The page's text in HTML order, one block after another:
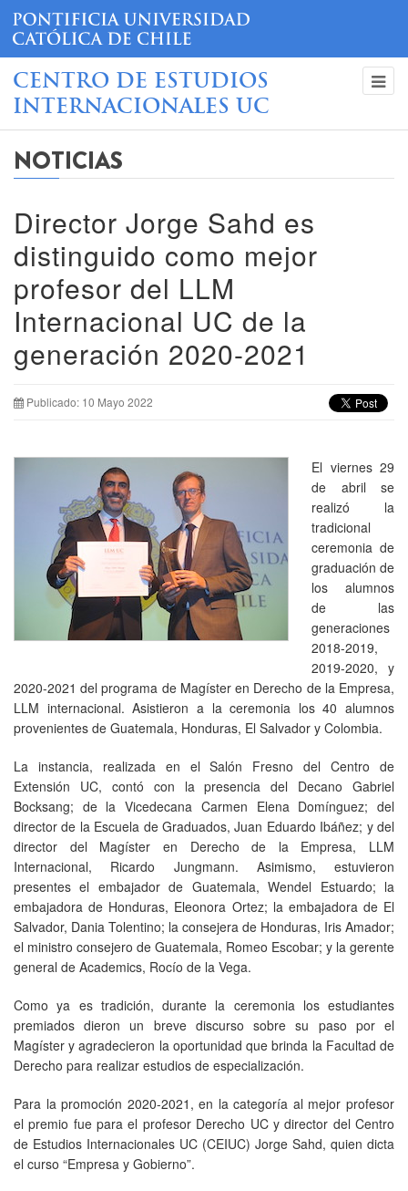
CENTRO DE ESTUDIOS
INTERNACIONALES UC
NOTICIAS
Director Jorge Sahd es
distinguido como mejor
profesor del LLM
Internacional UC de la
generación 2020-2021
Publicado: 10 Mayo 2022
El viernes 29
de abril se
realizó la
tradicional
ceremonia de
graduación de
los alumnos
de las
generaciones
2018-2019,
2019-2020, y
2020-2021 del programa de Magíster en Derecho de la Empresa,
LLM internacional. Asistieron a la ceremonia los 40 alumnos
provenientes de Guatemala, Honduras, El Salvador y Colombia.
La instancia, realizada en el Salón Fresno del Centro de
Extensión UC, contó con la presencia del Decano Gabriel
Bocksang; de la Vicedecana Carmen Elena Domínguez; del
director de la Escuela de Graduados, Juan Eduardo Ibáñez; y del
director del Magíster en Derecho de la Empresa, LLM
Internacional, Ricardo Jungmann. Asimismo, estuvieron
presentes el embajador de Guatemala, Wendel Estuardo; la
embajadora de Honduras, Eleonora Ortez; la embajadora de El
Salvador, Dania Tolentino; la consejera de Honduras, Iris Amador;
el ministro consejero de Guatemala, Romeo Escobar; y la gerente
general de Academics, Rocío de la Vega.
Como ya es tradición, durante la ceremonia los estudiantes
premiados dieron un breve discurso sobre su paso por el
Magíster y agradecieron la oportunidad que brinda la Facultad de
Derecho para realizar estudios de especialización.
Para la promoción 2020-2021, en la categoría al mejor profesor
el premio fue para el profesor Derecho UC y director del Centro
de Estudios Internacionales UC (CEIUC) Jorge Sahd, quien dicta
el curso “Empresa y Gobierno”.